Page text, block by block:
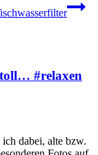
#relaxen
dabei, alte bzw.